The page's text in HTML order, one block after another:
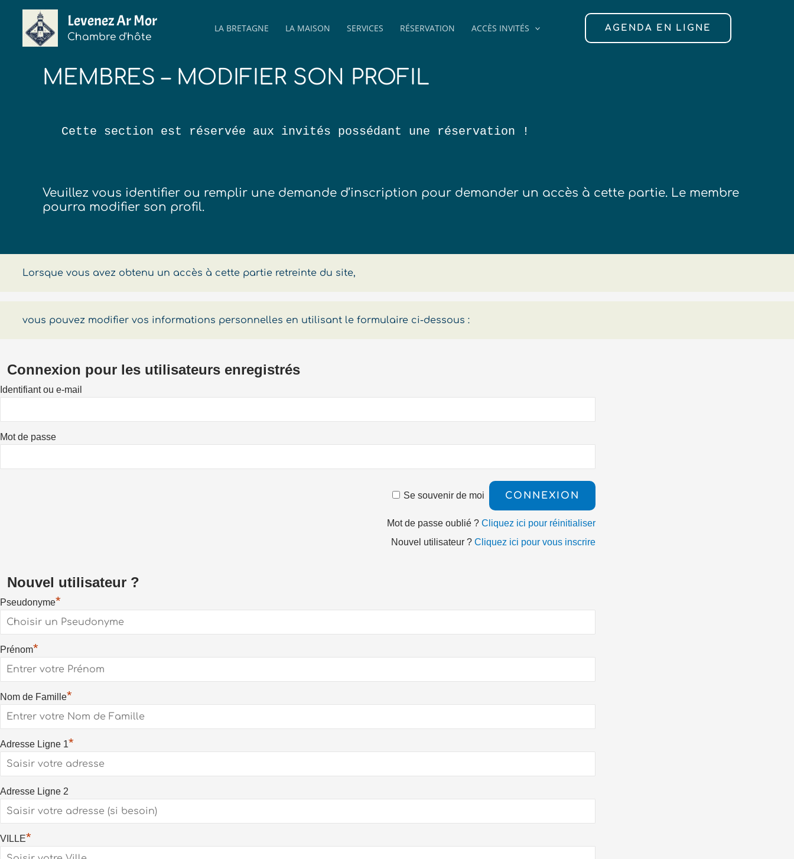
contenu
Levenez Ar Mor
Chambre d'hôte
LA BRETAGNE LA MAISON SERVICES RÉSERVATION ACCÈS INVITÉS AGENDA EN LIGNE
MEMBRES – MODIFIER SON PROFIL
Cette section est réservée aux invités possédant une réservation !
Veuillez vous identifier ou remplir une demande d’inscription pour demander un accès à cette partie. Le membre
pourra modifier son profil.
Lorsque vous avez obtenu un accès à cette partie retreinte du site,
vous pouvez modifier vos informations personnelles en utilisant le formulaire ci-dessous :
Connexion pour les utilisateurs enregistrés
Identifiant ou e-mail
Mot de passe
Se souvenir de moi
Mot de passe oublié ? Cliquez ici pour réinitialiser
Nouvel utilisateur ? Cliquez ici pour vous inscrire
Nouvel utilisateur ?
Pseudonyme*
Prénom*
Nom de Famille*
Adresse Ligne 1*
Adresse Ligne 2
VILLE*